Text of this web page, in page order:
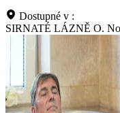
Dostupné v :
SIRNATÉ LÁZNĚ O.